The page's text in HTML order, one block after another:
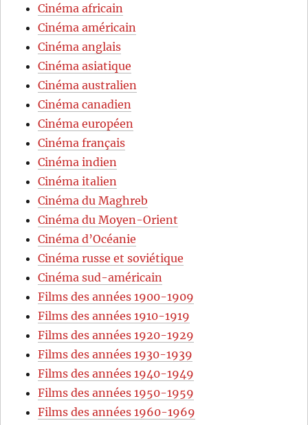
Cinéma africain
Cinéma américain
Cinéma anglais
Cinéma asiatique
Cinéma australien
Cinéma canadien
Cinéma européen
Cinéma français
Cinéma indien
Cinéma italien
Cinéma du Maghreb
Cinéma du Moyen-Orient
Cinéma d’Océanie
Cinéma russe et soviétique
Cinéma sud-américain
Films des années 1900-1909
Films des années 1910-1919
Films des années 1920-1929
Films des années 1930-1939
Films des années 1940-1949
Films des années 1950-1959
Films des années 1960-1969